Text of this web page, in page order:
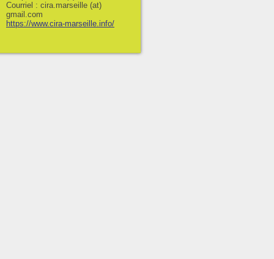
Courriel : cira.marseille (at)
gmail.com
https://www.cira-marseille.info/